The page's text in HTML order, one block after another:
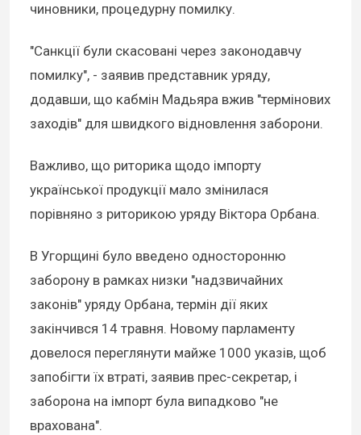
чиновники, процедурну помилку.
"Санкції були скасовані через законодавчу
помилку", - заявив представник уряду,
додавши, що кабмін Мадьяра вжив "термінових
заходів" для швидкого відновлення заборони.
Важливо, що риторика щодо імпорту
української продукції мало змінилася
порівняно з риторикою уряду Віктора Орбана.
В Угорщині було введено односторонню
заборону в рамках низки "надзвичайних
законів" уряду Орбана, термін дії яких
закінчився 14 травня. Новому парламенту
довелося переглянути майже 1000 указів, щоб
запобігти їх втраті, заявив прес-секретар, і
заборона на імпорт була випадково "не
врахована".